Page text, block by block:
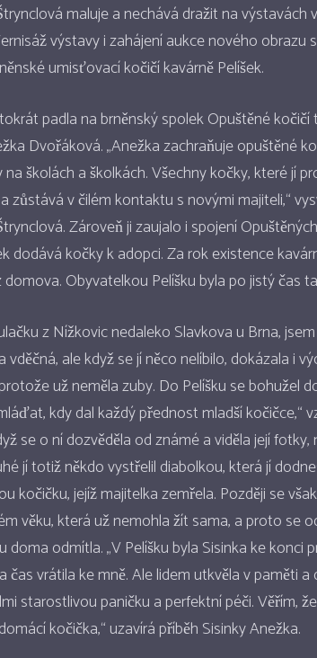
maluje a nechává dražit na výstavách
výstavy i zahájení aukce nového obrazu
umisťovací kočičí kavárně Pelíšek.
padla na brněnský spolek Opuštěné
Dvořáková. „Anežka zachraňuje opuštěné
na školách a školkách. Všechny kočky, které jí
zůstává v čilém kontaktu s novými majiteli,“
Zároveň ji zaujalo i spojení
dodává kočky k adopci. Za rok existence
Obyvatelkou Pelíšku byla po jistý čas
z Nížkovic nedaleko Slavkova u Brna,
vděčná, ale když se jí něco nelíbilo, dokázala i
už neměla zuby. Do Pelíšku se bohužel
kdy dal každý přednost mladší kočičce,“
se o ní dozvěděla od známé a viděla její
jí totiž někdo vystřelil diabolkou, která jí
kočičku, jejíž majitelka zemřela. Později se
věku, která už nemohla žít sama, a proto se
doma odmítla. „V Pelíšku byla Sisinka ke konci
čas vrátila ke mně. Ale lidem utkvěla v paměti
starostlivou paničku a perfektní péči. Věřím,
kočička,“ uzavírá příběh Sisinky Anežka.